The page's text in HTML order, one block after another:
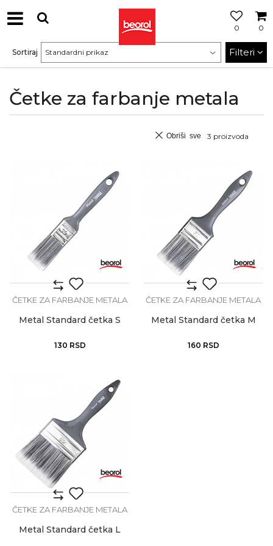
0
0
Četke za farbanje metala
Sortiraj Filteri
3 proizvoda
Obriši sve
ČETKE ZA FARBANJE METALA
Metal Standard četka S
130 RSD
ČETKE ZA FARBANJE METALA
Metal Standard četka M
160 RSD
ČETKE ZA FARBANJE METALA
Metal Standard četka L